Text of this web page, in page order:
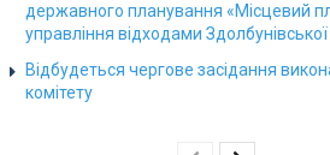
державного планування «Місцевий
управління відходами
Відбудеться чергове засідання
комітету